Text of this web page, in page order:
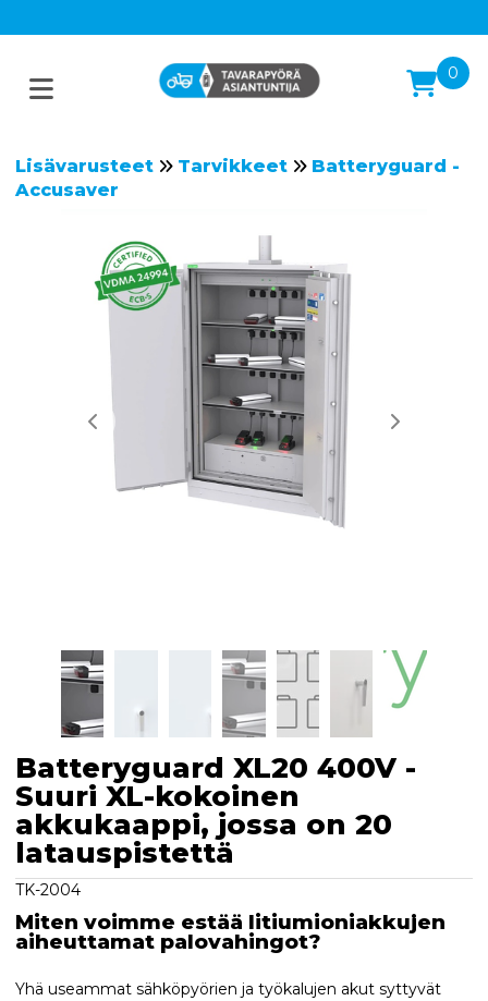
0
Lisävarusteet Tarvikkeet
Batteryguard -
Accusaver
Batteryguard XL20 400V -
Suuri XL-kokoinen
akkukaappi, jossa on 20
latauspistettä
TK-2004
Miten voimme estää litiumioniakkujen
aiheuttamat palovahingot?
Yhä useammat sähköpyörien ja työkalujen akut syttyvät